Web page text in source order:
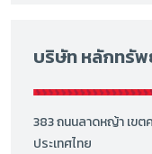
บริษัท หลักทรัพ
383 ถนนลาดหญ้า เข
ประเทศไทย